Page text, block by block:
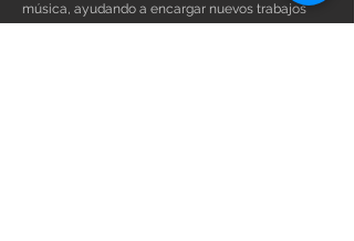
música, ayudando a encargar nuevos trabajos